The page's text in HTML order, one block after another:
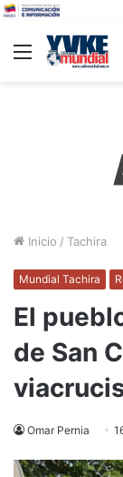
Menu
Inicio / Tachira
Mundial Tachira
El
de San
Omar Pernia